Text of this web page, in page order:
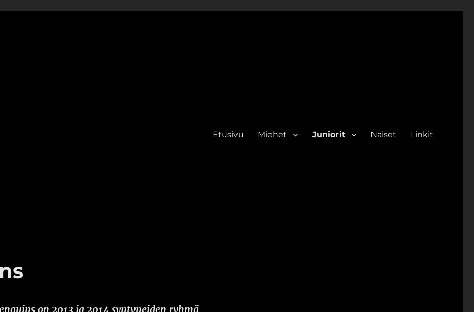
Etusivu Miehet Juniorit Naiset Linkit
on 2013 ja 2014 syntyneiden ryhmä